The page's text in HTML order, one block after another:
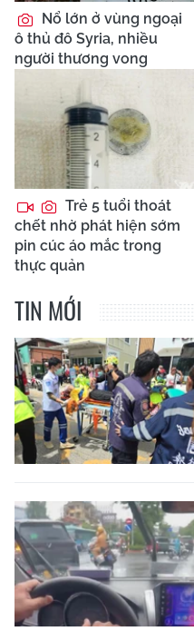
Nổ lớn ở vùng ngoại
ô thủ đô Syria, nhiều
người thương vong
Trẻ 5 tuổi thoát
chết nhờ phát hiện sớm
pin cúc áo mắc trong
thực quản
TIN MỚI